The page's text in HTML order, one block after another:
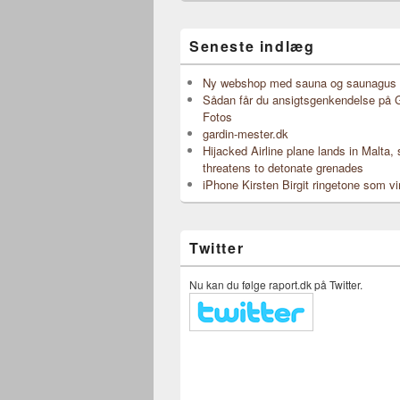
Seneste indlæg
Ny webshop med sauna og saunagus
Sådan får du ansigtsgenkendelse på
Fotos
gardin-mester.dk
Hijacked Airline plane lands in Malta,
threatens to detonate grenades
iPhone Kirsten Birgit ringetone som
Twitter
Nu kan du følge raport.dk på Twitter.